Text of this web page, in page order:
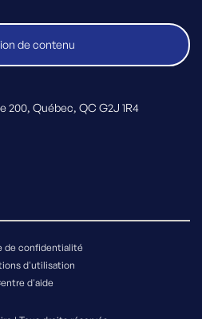
de contenu
200, Québec, QC G2J 1R4
de confidentialité
d'utilisation
d'aide